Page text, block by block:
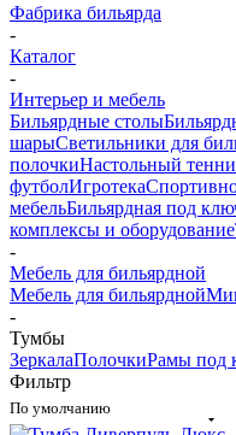
Фабрика бильярда
-
Каталог
-
Интерьер и мебель
Бильярдные столы
шарыСветильники для
полочкиНастольный
футболИгротека
мебельБильярдная под
комплексы и оборудование
-
Мебель для бильярдной
Мебель для бильярдной
-
Тумбы
ЗеркалаПолочкиРамы под
Фильтр
По умолчанию